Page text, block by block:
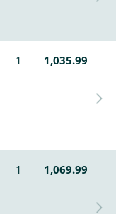
1 1,035.99
1 1,069.99